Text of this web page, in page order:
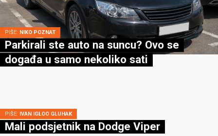
PIŠE: NIKO POZNAT
Parkirali ste auto na suncu? Ovo se
događa u samo nekoliko sati
PIŠE: IVAN IGLOO GLUHAK
Mali podsjetnik na Dodge Viper